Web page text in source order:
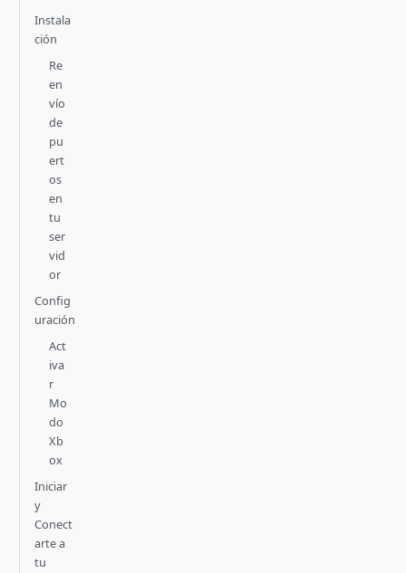
Instala
ción
Re
en
vío
de
pu
ert
os
en
tu
ser
vid
or
Config
uración
Act
iva
r
Mo
do
Xb
ox
Iniciar
y
Conect
arte a
tu